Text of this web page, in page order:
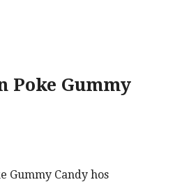
Poke Gummy
Gummy Candy hos